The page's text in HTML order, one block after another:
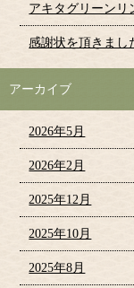
アキタグリーンリ
感謝状を頂きまし
アーカイブ
2026年5月
2026年2月
2025年12月
2025年10月
2025年8月